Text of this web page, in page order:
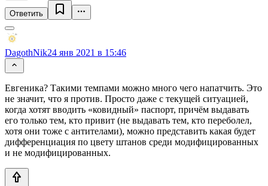
Ответить
DagothNik24 янв 2021 в 15:46
Евгеника? Такими темпами можно много чего напатчить. Это
не значит, что я против. Просто даже с текущей ситуацией,
когда хотят вводить «ковидный» паспорт, причём выдавать
его только тем, кто привит (не выдавать тем, кто переболел,
хотя они тоже с антителами), можно представить какая будет
дифференциация по цвету штанов среди модифицированных
и не модифицированных.